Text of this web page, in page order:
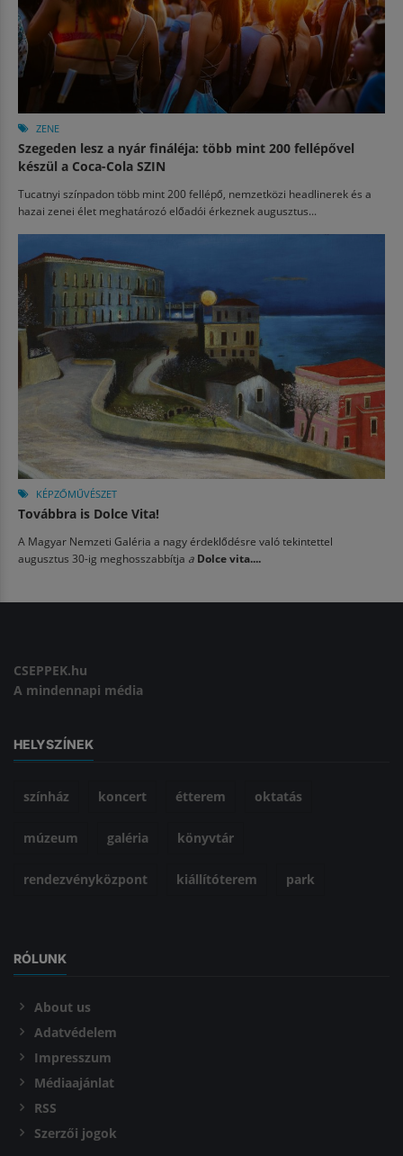
ZENE
Szegeden lesz a nyár fináléja: több mint 200 fellépővel
készül a Coca-Cola SZIN
Tucatnyi színpadon több mint 200 fellépő, nemzetközi headlinerek és a
hazai zenei élet meghatározó előadói érkeznek augusztus...
KÉPZŐMŰVÉSZET
Továbbra is Dolce Vita!
A Magyar Nemzeti Galéria a nagy érdeklődésre való tekintettel
augusztus 30-ig meghosszabbítja a Dolce vita....
CSEPPEK.hu
A mindennapi média
HELYSZÍNEK
színház koncert étterem oktatás
múzeum galéria könyvtár
rendezvényközpont kiállítóterem park
RÓLUNK
About us
Adatvédelem
Impresszum
Médiaajánlat
RSS
Szerzői jogok